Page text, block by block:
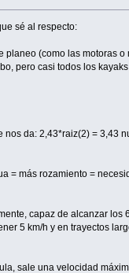
sé al respecto:
(como las motoras o
pero casi todos los
da: 2,43*raiz(2) = 3,43
= más rozamiento =
capaz de alcanzar los
5 km/h y en trayectos
sale una velocidad